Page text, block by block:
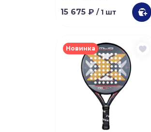
15 675 ₽ / 1 шт
Новинка